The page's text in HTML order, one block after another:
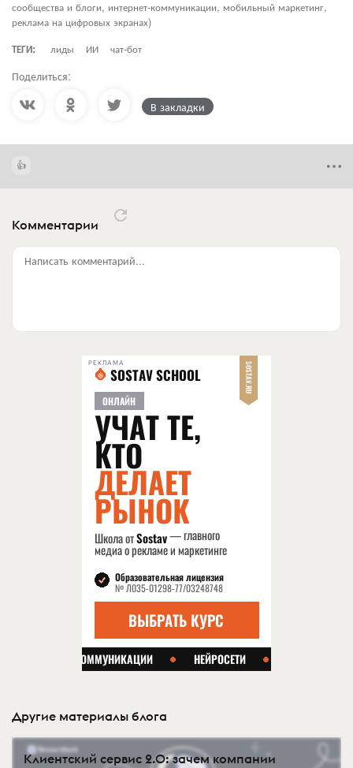
сообщества и блоги, интернет-коммуникации, мобильный маркетинг,
реклама на цифровых экранах)
ТЕГИ:
лиды ИИ чат-бот
Поделиться:
В закладки
Комментарии
Написать комментарий...
РЕКЛАМА
Другие материалы блога
Клиентский сервис 2.0: зачем компании